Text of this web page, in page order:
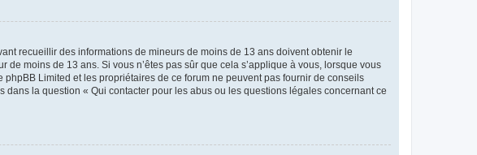
recueillir des informations de mineurs de moins de 13 ans doivent obtenir le
moins de 13 ans. Si vous n’êtes pas sûr que cela s’applique à vous, lorsque vous
Limited et les propriétaires de ce forum ne peuvent pas fournir de conseils
la question « Qui contacter pour les abus ou les questions légales concernant ce